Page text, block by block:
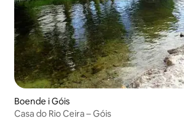
Boende i Góis
Casa do Rio Ceira – Góis